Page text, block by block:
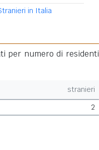
in Italia
per numero di residenti
stranieri
2